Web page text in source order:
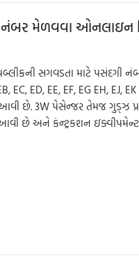
નંબર મેળવવા
સગવડતા માટે પસંદગી
ED, EE, EF, EG EH, EJ,
છે. 3W પેસેન્જર તેમજ ગુડ્ઝ
છે અને કંન્ટ્રકશન ઇક્વીપમેન્ટ